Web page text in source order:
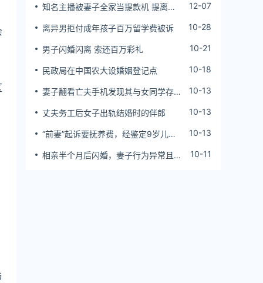
知名主播被妻子全家当提款机 提离婚
12-07
离异男拒付成年孩子百万留学费被诉 10-28
男子闪婚闪离 索还百万彩礼 10-21
民政局在中国农大设婚姻登记点 10-18
妻子翻看亡夫手机发现其与女同学存婚
10-13
丈夫务工后女子出轨结婚时的伴郎 10-13
“前妻”起诉要抚养费，经鉴定9岁儿子
10-13
相亲半个月后闪婚，妻子行为异常且持
10-11